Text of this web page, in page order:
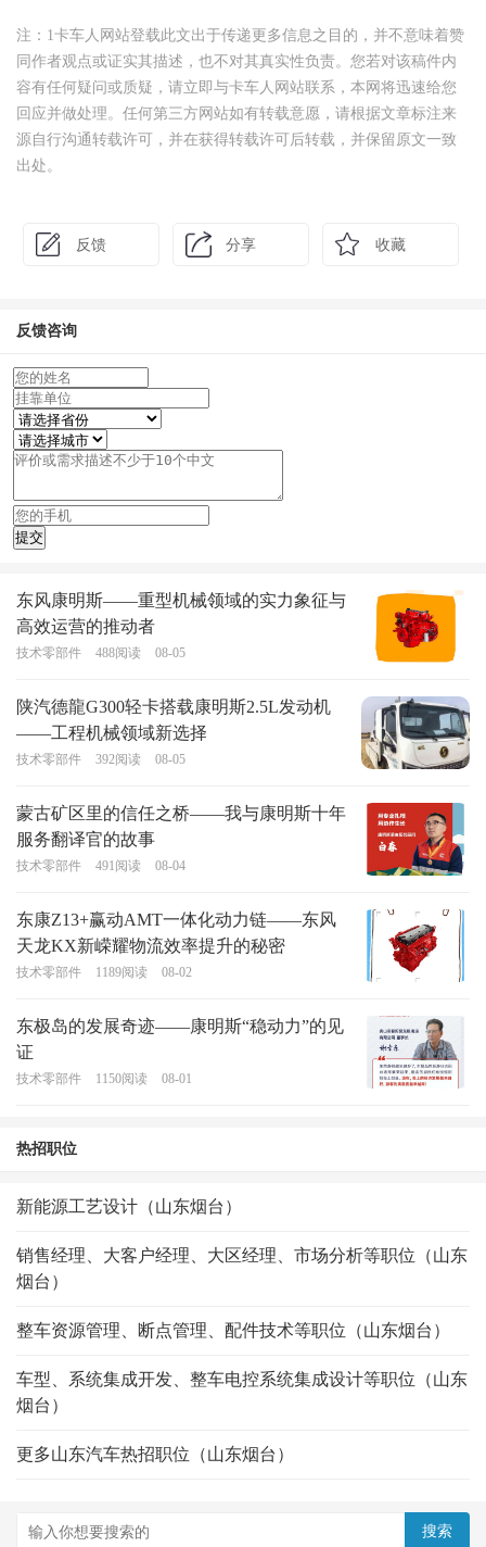
注：1卡车人网站登载此文出于传递更多信息之目的，并不意味着赞
同作者观点或证实其描述，也不对其真实性负责。您若对该稿件内
容有任何疑问或质疑，请立即与卡车人网站联系，本网将迅速给您
回应并做处理。任何第三方网站如有转载意愿，请根据文章标注来
源自行沟通转载许可，并在获得转载许可后转载，并保留原文一致
出处。
反馈 分享 收藏
反馈咨询
东风康明斯——重型机械领域的实力象征与
高效运营的推动者
技术零部件 488阅读 08-05
陕汽德龍G300轻卡搭载康明斯2.5L发动机
——工程机械领域新选择
技术零部件 392阅读 08-05
蒙古矿区里的信任之桥——我与康明斯十年
服务翻译官的故事
技术零部件 491阅读 08-04
东康Z13+赢动AMT一体化动力链——东风
天龙KX新嵘耀物流效率提升的秘密
技术零部件 1189阅读 08-02
东极岛的发展奇迹——康明斯“稳动力”的见
证
技术零部件 1150阅读 08-01
热招职位
新能源工艺设计（山东烟台）
销售经理、大客户经理、大区经理、市场分析等职位（山东
烟台）
整车资源管理、断点管理、配件技术等职位（山东烟台）
车型、系统集成开发、整车电控系统集成设计等职位（山东
烟台）
更多山东汽车热招职位（山东烟台）